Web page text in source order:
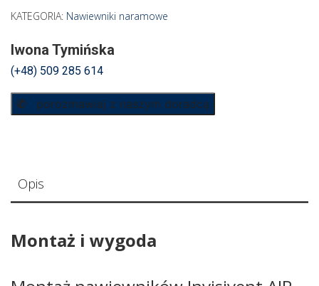
KATEGORIA: Nawiewniki naramowe
Iwona Tymińska
(+48) 509 285 614
✆ porozmawiaj z naszym doradcą
Opis
Montaż i wygoda